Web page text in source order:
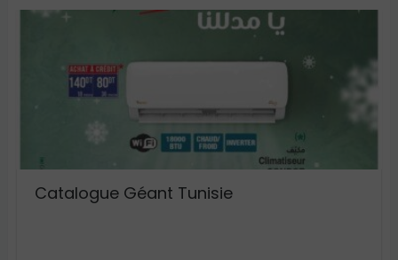
Catalogue Géant Tunisie